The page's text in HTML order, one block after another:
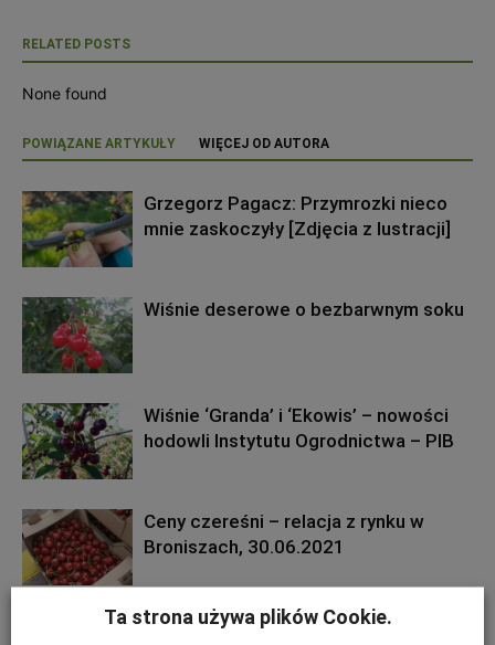
RELATED POSTS
None found
POWIĄZANE ARTYKUŁY WIĘCEJ OD AUTORA
Grzegorz Pagacz: Przymrozki nieco
mnie zaskoczyły [Zdjęcia z lustracji]
Wiśnie deserowe o bezbarwnym soku
Wiśnie ‘Granda’ i ‘Ekowis’ – nowości
hodowli Instytutu Ogrodnictwa – PIB
Ceny czereśni – relacja z rynku w
Broniszach, 30.06.2021
Rak bakteryjny drzew owocowych –
Ta strona używa plików Cookie.